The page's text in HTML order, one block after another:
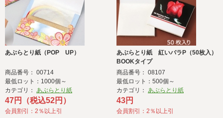
あぶらとり紙（POP UP）
商品番号： 00714
最低ロット：1000個～
カテゴリ： あぶらとり紙
47円（税込52円）
会員割引：2％以上引
あぶらとり紙 紅いバラP（50枚入）
BOOKタイプ
商品番号： 08107
最低ロット：500個～
カテゴリ： あぶらとり紙
43円
会員割引：2％以上引